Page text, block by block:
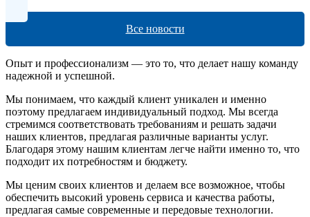
Все новости
Опыт и профессионализм — это то, что делает нашу команду
надежной и успешной.
Мы понимаем, что каждый клиент уникален и именно
поэтому предлагаем индивидуальный подход. Мы всегда
стремимся соответствовать требованиям и решать задачи
наших клиентов, предлагая различные варианты услуг.
Благодаря этому нашим клиентам легче найти именно то, что
подходит их потребностям и бюджету.
Мы ценим своих клиентов и делаем все возможное, чтобы
обеспечить высокий уровень сервиса и качества работы,
предлагая самые современные и передовые технологии.